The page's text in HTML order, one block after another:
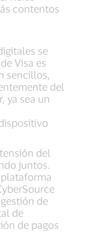
contentos
se
Visa es
sencillos,
del
ya sea un
del
juntos.
de
de
de pagos